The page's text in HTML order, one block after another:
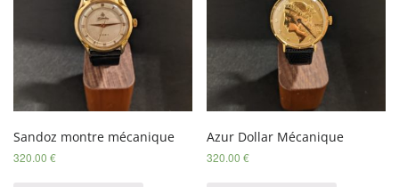
Sandoz montre mécanique
320.00 €
Azur Dollar Mécanique
320.00€